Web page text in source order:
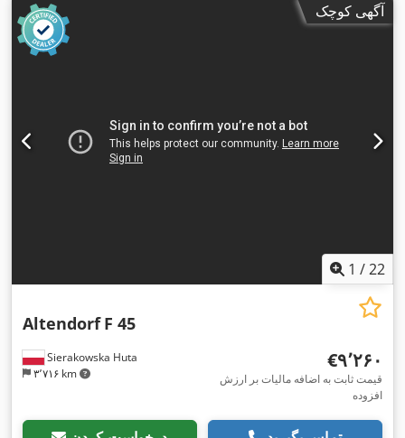
آگهی کوچک
1 /22
Sierakowska Huta
۳٬۷۱۶ km
Altendorf F 45
‎€۹٬۲۶۰
قیمت ثابت به اضافه مالیات بر ارزش
افزوده